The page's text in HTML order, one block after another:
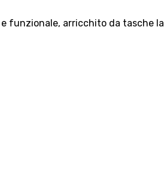
funzionale, arricchito da tasche